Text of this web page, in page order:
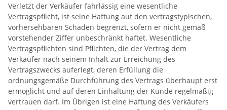
Verletzt der Verkäufer fahrlässig eine wesentliche
Vertragspflicht, ist seine Haftung auf den vertragstypischen,
vorhersehbaren Schaden begrenzt, sofern er nicht gemäß
vorstehender Ziffer unbeschränkt haftet. Wesentliche
Vertragspflichten sind Pflichten, die der Vertrag dem
Verkäufer nach seinem Inhalt zur Erreichung des
Vertragszwecks auferlegt, deren Erfüllung die
ordnungsgemäße Durchführung des Vertrags überhaupt erst
ermöglicht und auf deren Einhaltung der Kunde regelmäßig
vertrauen darf. Im Übrigen ist eine Haftung des Verkäufers